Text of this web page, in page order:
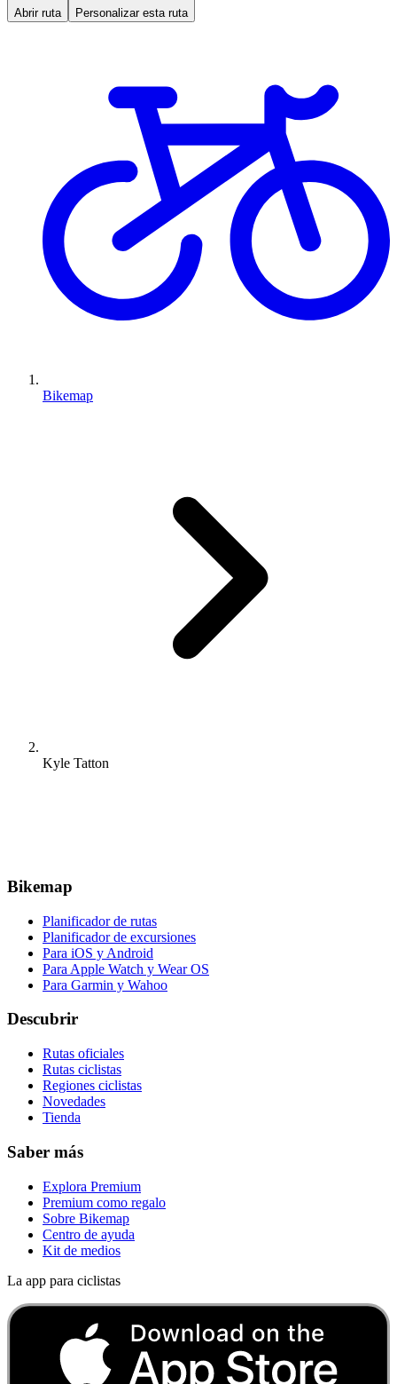
Abrir ruta Personalizar esta ruta
Bikemap
Kyle Tatton
Bikemap
Planificador de rutas
Planificador de excursiones
Para iOS y Android
Para Apple Watch y Wear OS
Para Garmin y Wahoo
Descubrir
Rutas oficiales
Rutas ciclistas
Regiones ciclistas
Novedades
Tienda
Saber más
Explora Premium
Premium como regalo
Sobre Bikemap
Centro de ayuda
Kit de medios
La app para ciclistas